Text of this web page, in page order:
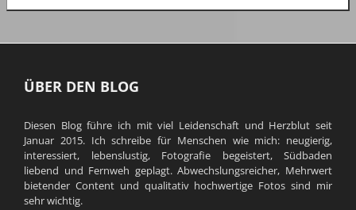
ÜBER DEN BLOG
Diesen Blog führe ich mit viel Leidenschaft und Herzblut seit
Januar 2015. Ich schreibe für Menschen wie mich: neugierig,
interessiert, lebenslustig, Fotografie begeistert, Südbaden
liebend und Fernweh geplagt. Abwechslungsreicher, Mehrwert
bietender Content und qualitativ hochwertige Fotos sind mir
sehr wichtig.